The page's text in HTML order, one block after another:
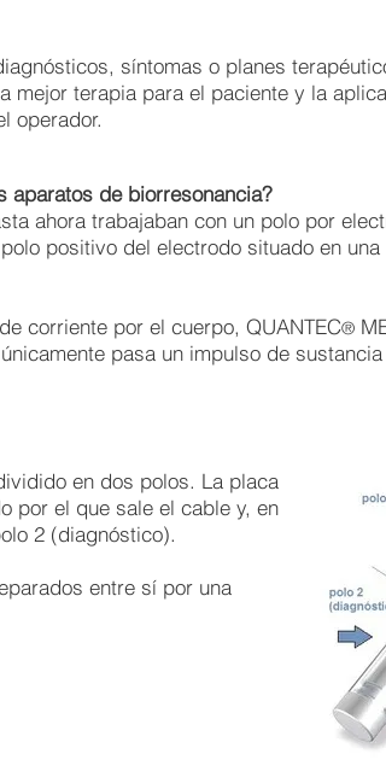
síntomas o planes
mejor terapia para el paciente y la aplica
operador.
aparatos de biorresonancia?
ahora trabajaban con un polo por
positivo del electrodo situado en una
corriente por el cuerpo, QUANTEC®
pasa un impulso de sustancia
en dos polos. La placa
por el que sale el cable y, en
2 (diagnóstico).
entre sí por una